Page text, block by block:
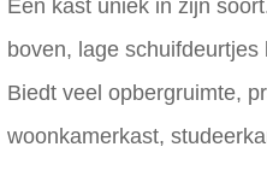
Een kast uniek in zijn
boven, lage
Biedt veel opbergruimte,
woonkamerkast,